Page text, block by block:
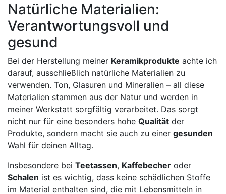
Natürliche Materialien:
Verantwortungsvoll und
gesund
Bei der Herstellung meiner Keramikprodukte achte ich
darauf, ausschließlich natürliche Materialien zu
verwenden. Ton, Glasuren und Mineralien – all diese
Materialien stammen aus der Natur und werden in
meiner Werkstatt sorgfältig verarbeitet. Das sorgt
nicht nur für eine besonders hohe Qualität der
Produkte, sondern macht sie auch zu einer gesunden
Wahl für deinen Alltag.
Insbesondere bei Teetassen, Kaffebecher oder
Schalen ist es wichtig, dass keine schädlichen Stoffe
im Material enthalten sind, die mit Lebensmitteln in